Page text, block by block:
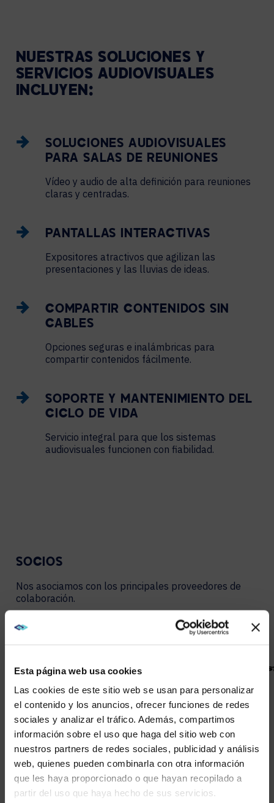
Esta página web usa cookies
Las cookies de este sitio web se usan para personalizar
el contenido y los anuncios, ofrecer funciones de redes
sociales y analizar el tráfico. Además, compartimos
información sobre el uso que haga del sitio web con
nuestros partners de redes sociales, publicidad y análisis
web, quienes pueden combinarla con otra información
que les haya proporcionado o que hayan recopilado a
partir del uso que haya hecho de sus servicios.
NUESTRAS SOLUCIONES Y
SERVICIOS AUDIOVISUALES
INCLUYEN:
SOLUCIONES AUDIOVISUALES
PARA SALAS DE REUNIONES
Vídeo y audio de alta definición para reuniones
claras y centradas.
PANTALLAS INTERACTIVAS
Expositores atractivos que agilizan las
presentaciones y las lluvias de ideas.
COMPARTIR CONTENIDOS SIN
CABLES
Opciones seguras e inalámbricas para
compartir contenidos fácilmente.
SOPORTE Y MANTENIMIENTO DEL
CICLO DE VIDA
Servicio integral para que los sistemas
audiovisuales funcionen con fiabilidad.
SOCIOS
Nos asociamos con los principales proveedores de
colaboración.
PONTE EN CONTACTO CON AVI-
SPL EN TAMPA PARA
PROGRAMAR UNA CONSULTA Y
EXPLORAR CÓMO NUESTRAS
WE NOTICED YOU'RE IN USA.
instead?
YES, TAKE ME THERE